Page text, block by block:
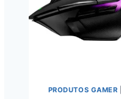
PRODUTOS GAMER